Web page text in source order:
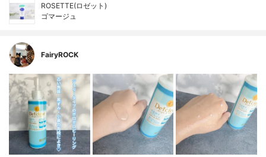
ROSETTE(ロゼット)
ゴマージュ
FairyROCK